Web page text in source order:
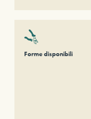
Forme disponibili